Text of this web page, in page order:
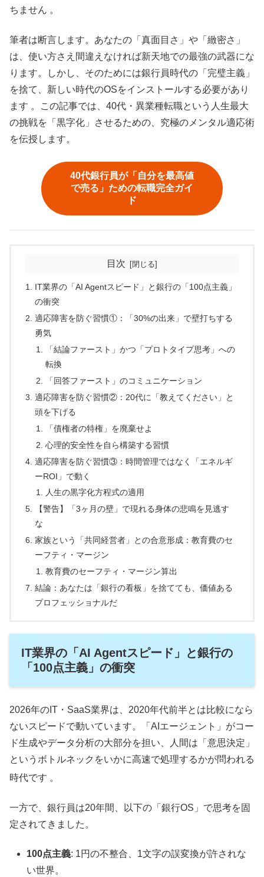
ちません 。
筆者は断言します。あなたの「真面目さ」や「緻密さ」
は、使い方さえ間違えなければ新天地での最強の武器にな
ります。しかし、そのためには銀行員時代の「完璧主義」
を捨て、新しい時代のOSをインストールする必要があり
ます 。この記事では、40代・異業種転職という人生最大
の挑戦を「黒字化」させるための、究極のメンタル適応術
を伝授します。
40代銀行員が「自分を最高値
で売る」ための転職完全ガイ
ド
目次
IT業界の「AI Agentスピード」と銀行の「100点主義」
の衝突
適応障害を防ぐ習慣①：「30%の出来」で壁打ちする
勇気
「結論ファースト」かつ「プロトタイプ思考」への
転換
「回答ファースト」のコミュニケーション
適応障害を防ぐ習慣②：20代に「教えてください」と
頭を下げる
「債権者の特権」を廃棄せよ
心理的安全性を自ら構築する習慣
適応障害を防ぐ習慣③：時間管理ではなく「エネルギ
ーROI」で動く
人生の黒字化方程式の適用
【警告】「3ヶ月の壁」で現れる身体の悲鳴を見逃す
な
家族という「共同経営者」との合意形成：教育費のセ
ーフティ・マージン
教育費のセーフティ・マージン算出
結論：あなたは「銀行の看板」を捨てても、価値ある
プロフェッショナルだ
IT業界の「AI Agentスピード」と銀行の
「100点主義」の衝突
2026年のIT・SaaS業界は、2020年代前半とは比較になら
ないスピードで動いています。「AIエージェント」がコー
ド生成やデータ分析の大部分を担い、人間は「意思決定」
というボトルネックをいかに高速で処理するかが問われる
時代です 。
一方で、銀行員は20年間、以下の「銀行OS」で思考を固
定されてきました。
100点主義: 1円の不整合、1文字の誤変換が許されな
い世界。